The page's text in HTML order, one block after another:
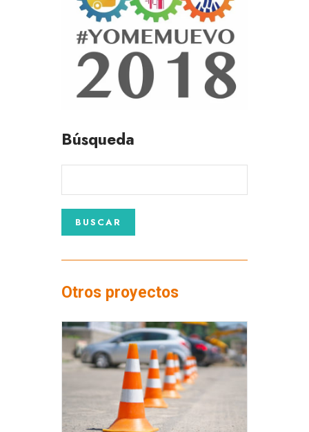
Búsqueda
Otros proyectos